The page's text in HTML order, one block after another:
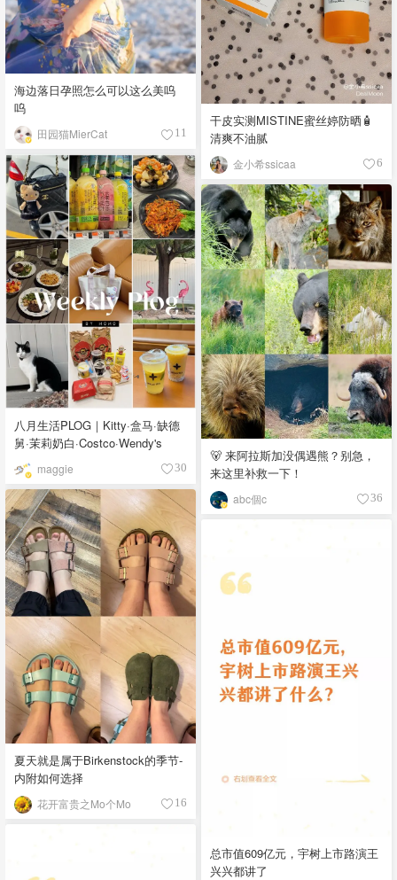
海边落日孕照怎么可以这么美呜
呜
田园猫MierCat 11
干皮实测MISTINE蜜丝婷防晒🧴
清爽不油腻
金小希ssicaa 6
八月生活PLOG｜Kitty·盒马·缺德
舅·茉莉奶白·Costco·Wendy's
maggie 30
🐻 来阿拉斯加没偶遇熊？别急，
来这里补救一下！
abc個c 36
夏天就是属于Birkenstock的季节-
内附如何选择
花开富贵之Mo个Mo 16
总市值609亿元，宇树上市路演王
兴兴都讲了